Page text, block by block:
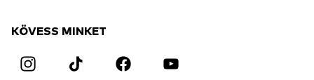
KÖVESS MINKET